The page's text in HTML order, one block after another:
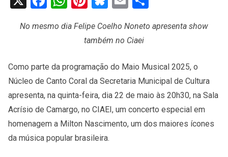
No mesmo dia Felipe Coelho Noneto apresenta show
também no Ciaei
Como parte da programação do Maio Musical 2025, o
Núcleo de Canto Coral da Secretaria Municipal de Cultura
apresenta, na quinta-feira, dia 22 de maio às 20h30, na Sala
Acrísio de Camargo, no CIAEI, um concerto especial em
homenagem a Milton Nascimento, um dos maiores ícones
da música popular brasileira.